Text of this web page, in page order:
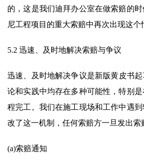
的，这是我们迪拜办公室在做索赔的
尼工程项目的重大索赔中再次出现这个
5.2 迅速、及时地解决索赔与争议
迅速、及时地解决争议是新版黄皮书
论和实践中均存在多种可能性，特别
程完工。我们在施工现场和工作中遇
改了这一机制，任何索赔方一旦发出索
(a)索赔通知